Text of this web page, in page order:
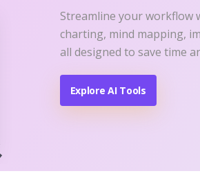
Streamline your workflow
charting, mind mapping,
all designed to save time
Explore AI Tools